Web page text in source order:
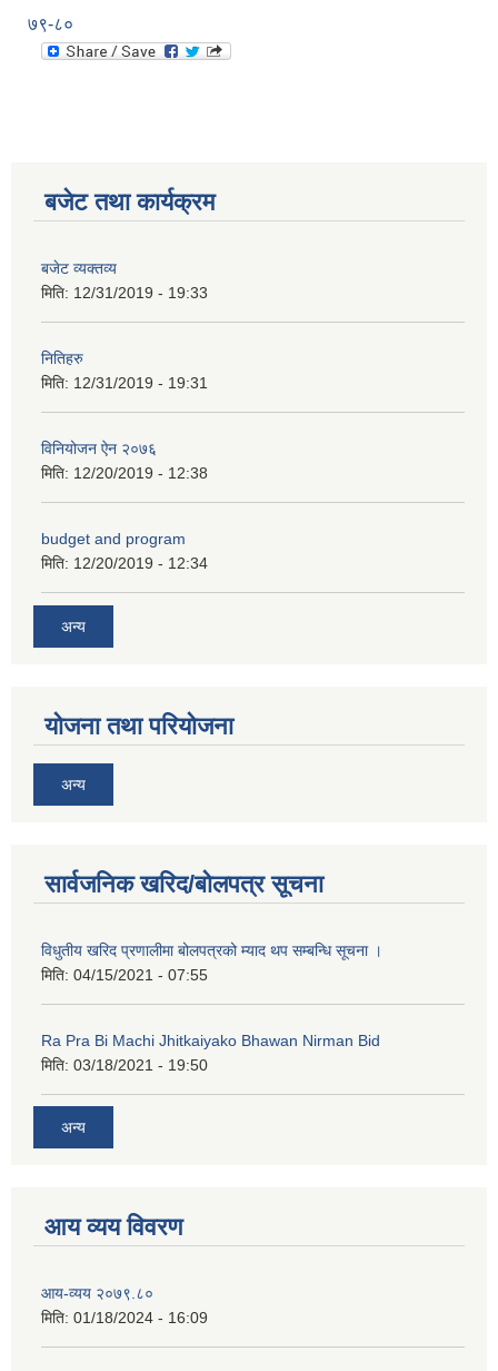
७९-८०
बजेट तथा कार्यक्रम
बजेट व्यक्तव्य
मिति: 12/31/2019 - 19:33
नितिहरु
मिति: 12/31/2019 - 19:31
विनियोजन ऐन २०७६
मिति: 12/20/2019 - 12:38
budget and program
मिति: 12/20/2019 - 12:34
अन्य
योजना तथा परियोजना
अन्य
सार्वजनिक खरिद/बोलपत्र सूचना
विधुतीय खरिद प्रणालीमा बोलपत्रको म्याद थप सम्बन्धि सूचना ।
मिति: 04/15/2021 - 07:55
Ra Pra Bi Machi Jhitkaiyako Bhawan Nirman Bid
मिति: 03/18/2021 - 19:50
अन्य
आय व्यय विवरण
आय-व्यय २०७९.८०
मिति: 01/18/2024 - 16:09